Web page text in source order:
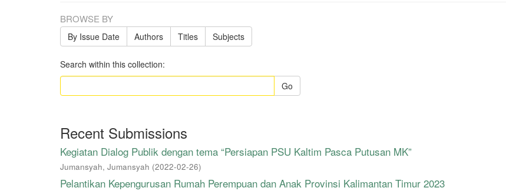
BROWSE BY
By Issue Date Authors Titles Subjects
Search within this collection:
Go
Recent Submissions
Kegiatan Dialog Publik dengan tema “Persiapan PSU Kaltim Pasca Putusan MK”
Jumansyah, Jumansyah (2022-02-26)
Pelantikan Kepengurusan Rumah Perempuan dan Anak Provinsi Kalimantan Timur 2023